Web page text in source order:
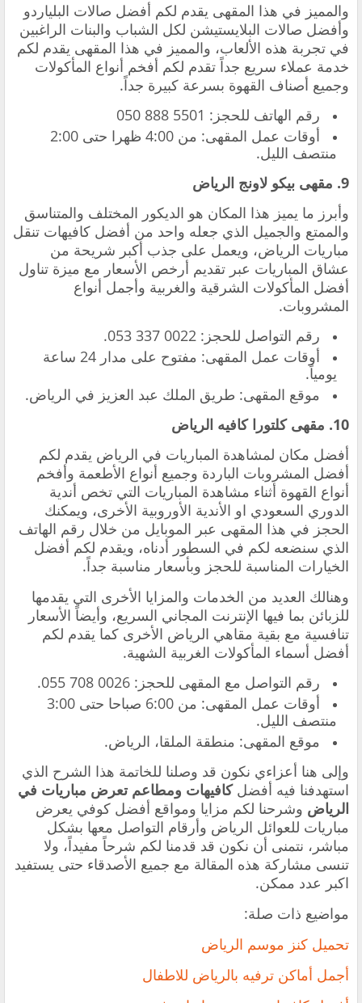
‏والمميز في هذا المقهى يقدم لكم أفضل صالات البلياردو
وأفضل صالات البلايستيشن لكل الشباب والبنات الراغبين
في تجربة هذه الألعاب، والمميز في هذا المقهى يقدم لكم
خدمة عملاء سريع جداً تقدم لكم أفخم أنواع المأكولات
وجميع أصناف القهوة بسرعة كبيرة جداً.
‏رقم الهاتف للحجز: ‎050 888 5501
‏أوقات عمل المقهى: من 4:00 ظهرا حتى 2:00
منتصف الليل.
‏وأبرز ما يميز هذا المكان هو الديكور المختلف والمتناسق
والممتع والجميل الذي جعله واحد من أفضل كافيهات تنقل
مباريات الرياض، ويعمل على جذب أكبر شريحة من
عشاق المباريات عبر تقديم أرخص الأسعار مع ميزة تناول
أفضل المأكولات الشرقية والغربية وأجمل أنواع
المشروبات.
‏رقم التواصل للحجز: ‎053 337 0022.
‏أوقات عمل المقهى: مفتوح على مدار 24 ساعة
يومياً.
‏موقع المقهى: طريق الملك عبد العزيز في الرياض.
10. مقهى كلتورا كافيه الرياض
‏أفضل مكان لمشاهدة المباريات في الرياض يقدم لكم
أفضل المشروبات الباردة وجميع أنواع الأطعمة وأفخم
أنواع القهوة أثناء مشاهدة المباريات التي تخص أندية
الدوري السعودي او الأندية الأوروبية الأخرى، ويمكنك
الحجز في هذا المقهى عبر الموبايل من خلال رقم الهاتف
الذي سنضعه لكم في السطور أدناه، ويقدم لكم أفضل
الخيارات المناسبة للحجز وبأسعار مناسبة جداً.
‏وهنالك العديد من الخدمات والمزايا الأخرى التي يقدمها
للزبائن بما فيها الإنترنت المجاني السريع، وأيضاً الأسعار
تنافسية مع بقية مقاهي الرياض الأخرى كما يقدم لكم
أفضل أسماء المأكولات الغربية الشهية.
‏رقم التواصل مع المقهى للحجز: ‎055 708 0026.
‏أوقات عمل المقهى: من 6:00 صباحا حتى 3:00
منتصف الليل.
موقع المقهى: منطقة الملقا، الرياض.
‏وإلى هنا أعزاءي نكون قد وصلنا للخاتمة هذا الشرح الذي
استهدفنا فيه أفضلكافيهات ومطاعم تعرض مباريات في
الرياض وشرحنا لكم مزايا ومواقع أفضل كوفي يعرض
مباريات للعوائل الرياض وأرقام التواصل معها بشكل
مباشر، نتمنى أن نكون قد قدمنا لكم شرحاً مفيداً، ولا
تنسى مشاركة هذه المقالة مع جميع الأصدقاء حتى يستفيد
اكبر عدد ممكن.
مواضيع ذات صلة:
تحميل كنز موسم الرياض
أجمل أماكن ترفيه بالرياض للاطفال